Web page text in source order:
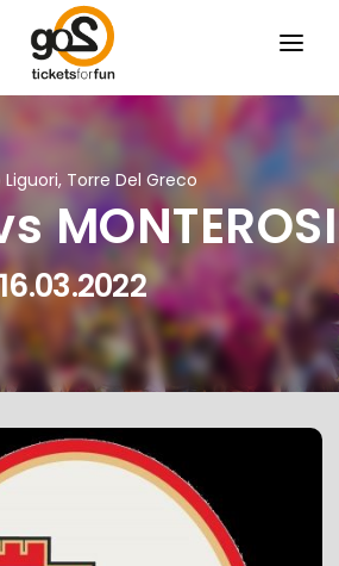
Torre Del Greco
MONTEROSI
16.03.2022